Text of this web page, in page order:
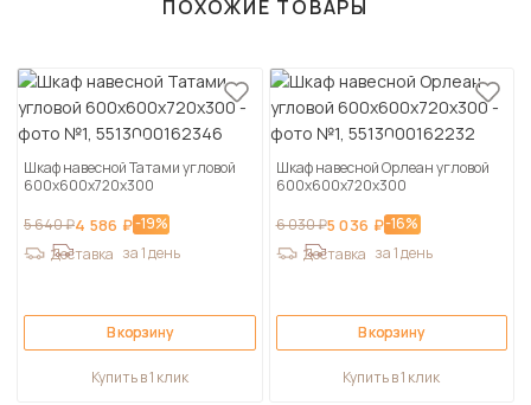
ПОХОЖИЕ ТОВАРЫ
Шкаф навесной Татами угловой
600х600х720х300
5 640 ₽4 586 ₽-19%
Доставка за 1 день
В корзину
Купить в 1 клик
Шкаф навесной Орлеан угловой
600х600х720х300
6 030 ₽5 036 ₽-16%
Доставка за 1 день
В корзину
Купить в 1 клик